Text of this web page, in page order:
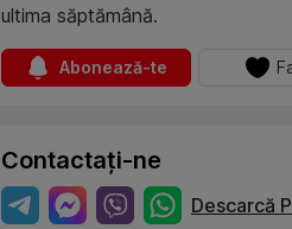
ultima săptămână.
Abonează-te
Contactați-ne
Descarcă